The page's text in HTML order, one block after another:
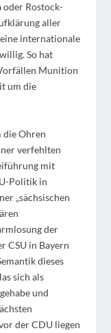
oder Rostock-
aller
internationale
So hat
Munition
um die
die Ohren
verfehlten
mit
Politik in
„sächsischen
der
CSU in Bayern
dieses
sich als
und
der CDU liegen